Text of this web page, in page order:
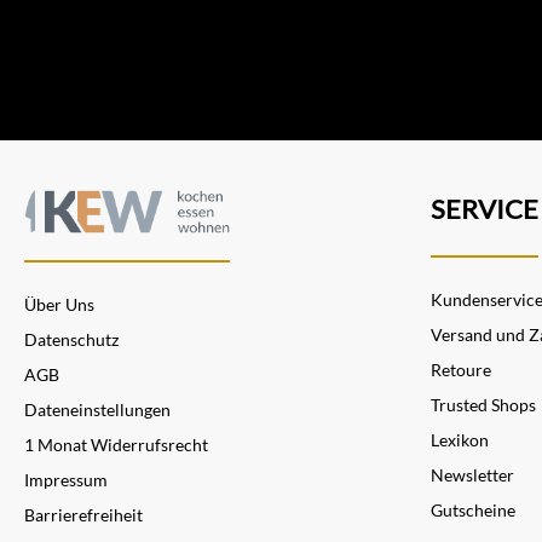
Über Uns
Datenschutz
AGB
Dateneinstellungen
1 Monat Widerrufsrecht
Impressum
Barrierefreiheit
SERVICE
Kundenservice
Versand und
Retoure
Trusted Shops
Lexikon
Newsletter
Gutscheine